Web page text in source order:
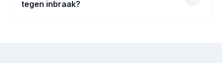
tegen inbraak?